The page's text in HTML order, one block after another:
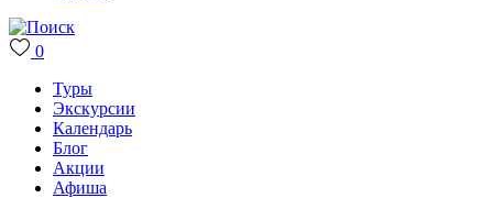
0
Туры
Экскурсии
Календарь
Блог
Акции
Афиша